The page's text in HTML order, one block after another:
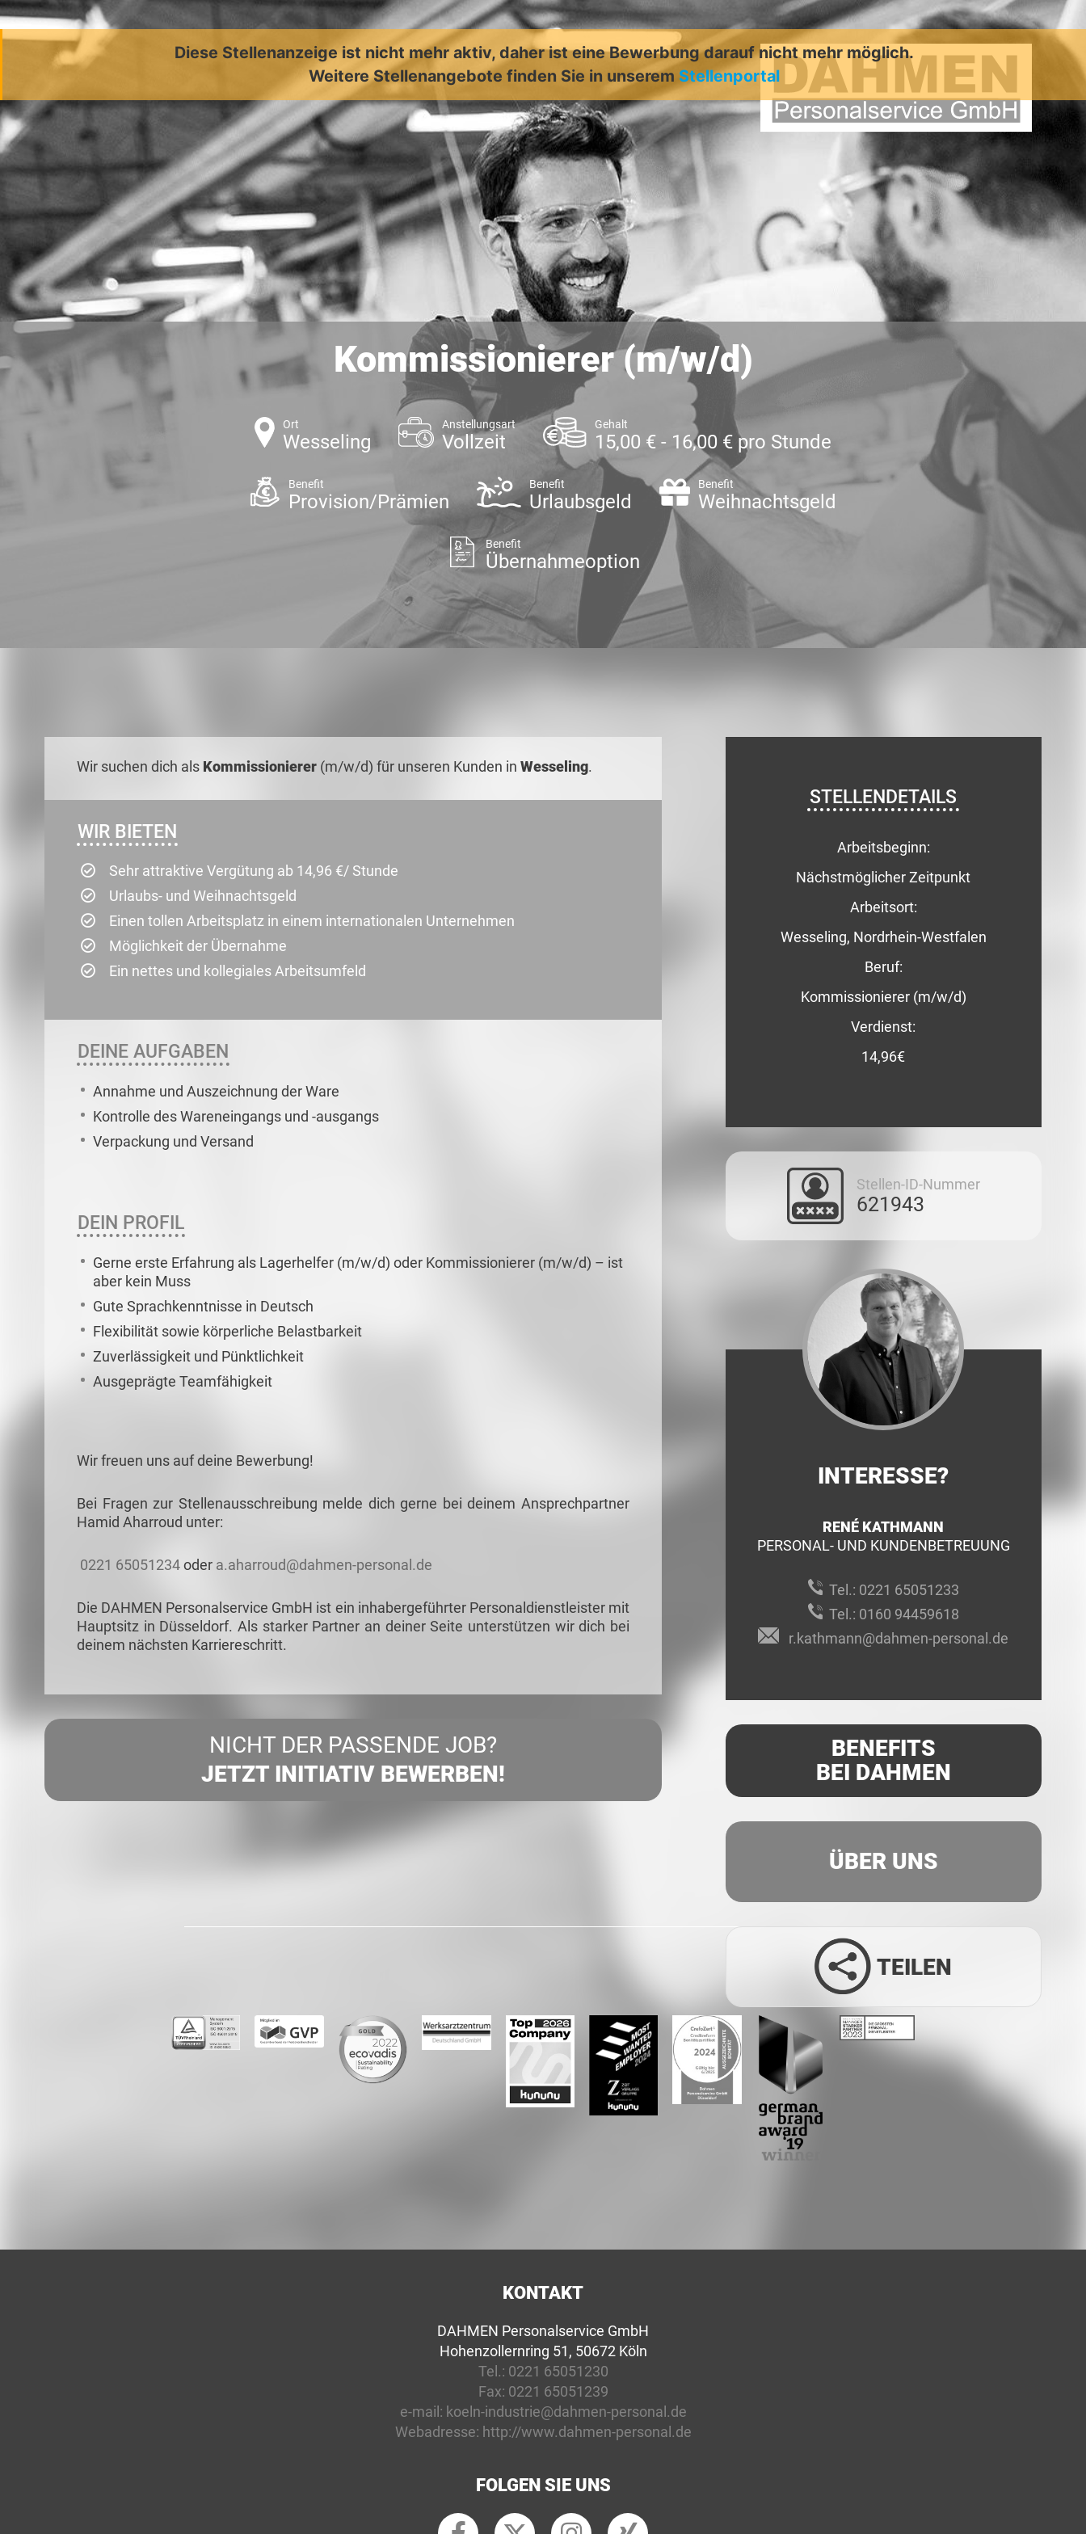
Diese Stellenanzeige ist nicht mehr aktiv, daher ist eine Bewerbung darauf nicht mehr möglich.
Weitere Stellenangebote finden Sie in unserem Stellenportal
Kommissionierer (m/w/d)
Ort
Wesseling
Anstellungsart
Vollzeit
Gehalt
15,00 € - 16,00 € pro Stunde
Benefit
Provision/Prämien
Benefit
Urlaubsgeld
Benefit
Weihnachtsgeld
Benefit
Übernahmeoption
Wir suchen dich als Kommissionierer (m/w/d) für unseren Kunden in Wesseling.
WIR BIETEN
Sehr attraktive Vergütung ab 14,96 €/ Stunde
Urlaubs- und Weihnachtsgeld
Einen tollen Arbeitsplatz in einem internationalen Unternehmen
Möglichkeit der Übernahme
Ein nettes und kollegiales Arbeitsumfeld
DEINE AUFGABEN
Annahme und Auszeichnung der Ware
Kontrolle des Wareneingangs und -ausgangs
Verpackung und Versand
DEIN PROFIL
Gerne erste Erfahrung als Lagerhelfer (m/w/d) oder Kommissionierer (m/w/d) – ist
aber kein Muss
Gute Sprachkenntnisse in Deutsch
Flexibilität sowie körperliche Belastbarkeit
Zuverlässigkeit und Pünktlichkeit
Ausgeprägte Teamfähigkeit
Wir freuen uns auf deine Bewerbung!
Bei Fragen zur Stellenausschreibung melde dich gerne bei deinem Ansprechpartner
Hamid Aharroud unter:
0221 65051234oder a.aharroud@dahmen-personal.de
Die DAHMEN Personalservice GmbH ist ein inhabergeführter Personaldienstleister mit
Hauptsitz in Düsseldorf. Als starker Partner an deiner Seite unterstützen wir dich bei
deinem nächsten Karriereschritt.
NICHT DER PASSENDE JOB?
JETZT INITIATIV BEWERBEN!
STELLENDETAILS
Arbeitsbeginn:
Nächstmöglicher Zeitpunkt
Arbeitsort:
Wesseling, Nordrhein-Westfalen
Beruf:
Kommissionierer (m/w/d)
Verdienst:
14,96€
Stellen-ID-Nummer
621943
INTERESSE?
RENÉ KATHMANN
PERSONAL- UND KUNDENBETREUUNG
Tel.: 0221 65051233
Tel.: 0160 94459618
r.kathmann@dahmen-personal.de
BENEFITS
BEI DAHMEN
ÜBER UNS
Facebook
LinkedIn
Whatsapp
TEILEN
KONTAKT
DAHMEN Personalservice GmbH
Hohenzollernring 51, 50672 Köln
Tel.: 0221 65051230
Fax: 0221 65051239
e-mail: koeln-industrie@dahmen-personal.de
Webadresse: http://www.dahmen-personal.de
FOLGEN SIE UNS